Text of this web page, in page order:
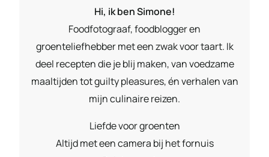
Hi, ik ben Simone!
Foodfotograaf, foodblogger en
groenteliefhebber met een zwak voor taart. Ik
deel recepten die je blij maken, van voedzame
maaltijden tot guilty pleasures, én verhalen van
mijn culinaire reizen.
Liefde voor groenten
Altijd met een camera bij het fornuis